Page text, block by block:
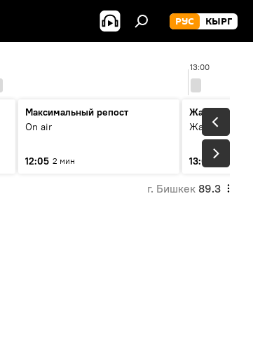
РУС КЫРГ
13:00
Максимальный репост
On air
12:05 2 мин
Жаңылыктар
13:01 3 мин
г. Бишкек 89.3